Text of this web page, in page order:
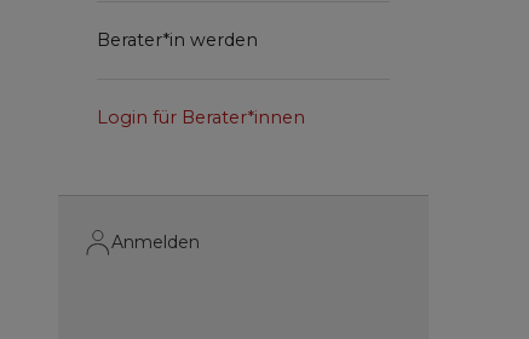
Berater*in werden
Login für Berater*innen
Anmelden